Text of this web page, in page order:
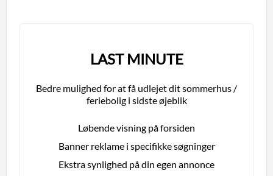
LAST MINUTE
Bedre mulighed for at få udlejet dit sommerhus /
feriebolig i sidste øjeblik
Løbende visning på forsiden
Banner reklame i specifikke søgninger
Ekstra synlighed på din egen annonce